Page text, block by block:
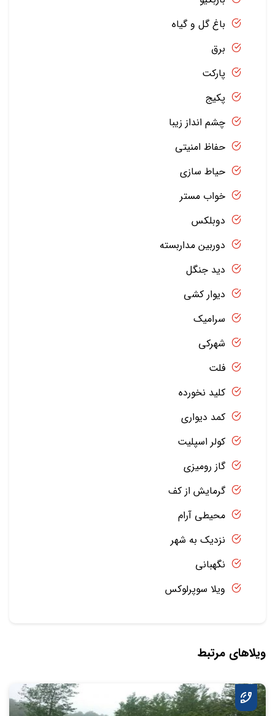
باغ گل و گیاه
برق
پارکت
پکیج
چشم انداز زیبا
حفاظ امنیتی
حیاط سازی
خواب مستر
دوبلکس
دوربین مداربسته
دید جنگل
دیوار کشی
سرامیک
شهرکی
فلت
کلید نخورده
کمد دیواری
کولر اسپلیت
گاز رومیزی
گرمایش از کف
محیطی آرام
نزدیک به شهر
نگهبانی
ویلا سوپرلوکس
ویلاهای مرتبط